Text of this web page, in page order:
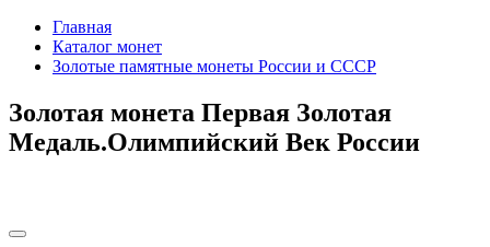
Главная
Каталог монет
Золотые памятные монеты России и СССР
Золотая монета Первая Золотая
Медаль.Олимпийский Век России